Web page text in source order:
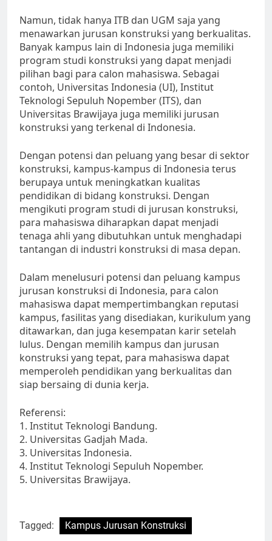
Namun, tidak hanya ITB dan UGM saja yang
menawarkan jurusan konstruksi yang berkualitas.
Banyak kampus lain di Indonesia juga memiliki
program studi konstruksi yang dapat menjadi
pilihan bagi para calon mahasiswa. Sebagai
contoh, Universitas Indonesia (UI), Institut
Teknologi Sepuluh Nopember (ITS), dan
Universitas Brawijaya juga memiliki jurusan
konstruksi yang terkenal di Indonesia.
Dengan potensi dan peluang yang besar di sektor
konstruksi, kampus-kampus di Indonesia terus
berupaya untuk meningkatkan kualitas
pendidikan di bidang konstruksi. Dengan
mengikuti program studi di jurusan konstruksi,
para mahasiswa diharapkan dapat menjadi
tenaga ahli yang dibutuhkan untuk menghadapi
tantangan di industri konstruksi di masa depan.
Dalam menelusuri potensi dan peluang kampus
jurusan konstruksi di Indonesia, para calon
mahasiswa dapat mempertimbangkan reputasi
kampus, fasilitas yang disediakan, kurikulum yang
ditawarkan, dan juga kesempatan karir setelah
lulus. Dengan memilih kampus dan jurusan
konstruksi yang tepat, para mahasiswa dapat
memperoleh pendidikan yang berkualitas dan
siap bersaing di dunia kerja.
Referensi:
1. Institut Teknologi Bandung.
2. Universitas Gadjah Mada.
3. Universitas Indonesia.
4. Institut Teknologi Sepuluh Nopember.
5. Universitas Brawijaya.
Tagged: Kampus Jurusan Konstruksi